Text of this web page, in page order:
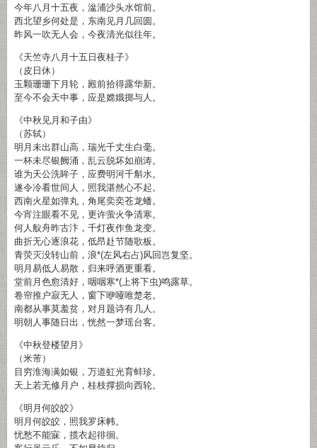
今年八月十五夜，湓浦沙头水馆前。
西北望乡何处是，东南见月几回圆。
昨风一吹无人会，今夜清光似往年。
《天竺寺八月十五日夜桂子》
（皮日休）
玉颗珊珊下月轮，殿前拾得露华新。
至今不会天中事，应是嫦娥掷与人。
《中秋见月和子由》
（苏轼）
明月未出群山高，瑞光千丈生白毫。
一杯未尽银阙涌，乱云脱坏如崩涛。
谁为天公洗眸子，应费明河千斛水。
遂令冷看世间人，照我湛然心不起。
西南火星如弹丸，角尾奕奕苍龙蟠。
今宵注眼看不见，更许萤火争清寒。
何人舣舟昨古汴，千灯夜作鱼龙变。
曲折无心逐浪花，低昂赴节随歌板。
青荧灭没转山前，浪*(左风右占)风回岂复坚。
明月易低人易散，归来呼酒更重看。
堂前月色愈清好，咽咽寒*(上将下虫)鸣露草。
卷帘推户寂无人，窗下咿哑唯楚老。
南都从事莫羞贫，对月题诗有几人。
明朝人事随日出，恍然一梦瑶台客。
《中秋登楼望月》
（米芾）
目穷淮海满如银，万道虹光育蚌珍。
天上若无修月户，桂枝撑损向西轮。
《明月何皎皎》
明月何皎皎，照我罗床帏。
忧愁不能寐，揽衣起徘徊。